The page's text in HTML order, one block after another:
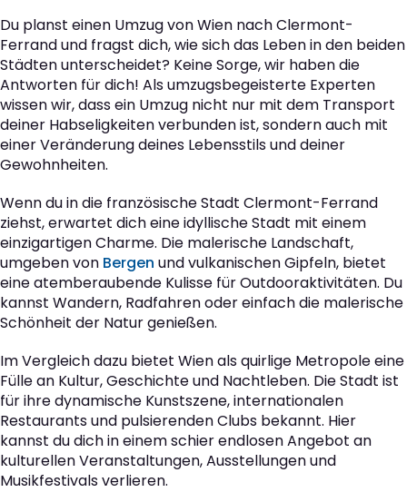
Du planst einen Umzug von Wien nach Clermont-
Ferrand und fragst dich, wie sich das Leben in den beiden
Städten unterscheidet? Keine Sorge, wir haben die
Antworten für dich! Als umzugsbegeisterte Experten
wissen wir, dass ein Umzug nicht nur mit dem Transport
deiner Habseligkeiten verbunden ist, sondern auch mit
einer Veränderung deines Lebensstils und deiner
Gewohnheiten.
Wenn du in die französische Stadt Clermont-Ferrand
ziehst, erwartet dich eine idyllische Stadt mit einem
einzigartigen Charme. Die malerische Landschaft,
umgeben von Bergen und vulkanischen Gipfeln, bietet
eine atemberaubende Kulisse für Outdooraktivitäten. Du
kannst Wandern, Radfahren oder einfach die malerische
Schönheit der Natur genießen.
Im Vergleich dazu bietet Wien als quirlige Metropole eine
Fülle an Kultur, Geschichte und Nachtleben. Die Stadt ist
für ihre dynamische Kunstszene, internationalen
Restaurants und pulsierenden Clubs bekannt. Hier
kannst du dich in einem schier endlosen Angebot an
kulturellen Veranstaltungen, Ausstellungen und
Musikfestivals verlieren.